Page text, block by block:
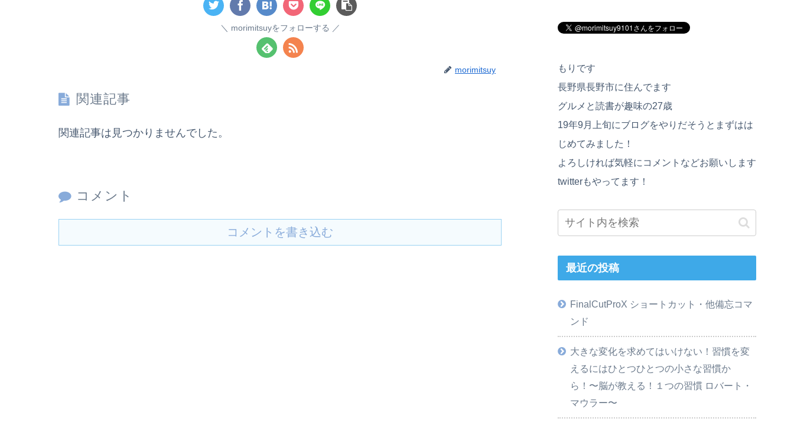
morimitsuyをフォローする
morimitsuy
関連記事
関連記事は見つかりませんでした。
コメント
コメントを書き込む
もりです
長野県長野市に住んでます
グルメと読書が趣味の27歳
19年9月上旬にブログをやりだそうとまずはは
じめてみました！
よろしければ気軽にコメントなどお願いします
twitterもやってます！
最近の投稿
FinalCutProX ショートカット・他備忘コマ
ンド
大きな変化を求めてはいけない！習慣を変
えるにはひとつひとつの小さな習慣か
ら！〜脳が教える！１つの習慣 ロバート・
マウラー〜